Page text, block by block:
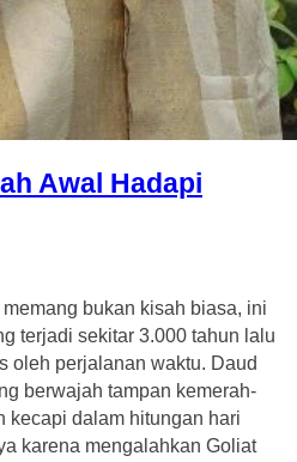
Awal Hadapi
bukan kisah biasa, ini
terjadi sekitar 3.000 tahun lalu
oleh perjalanan waktu. Daud
berwajah tampan kemerah-
kecapi dalam hitungan hari
karena mengalahkan Goliat